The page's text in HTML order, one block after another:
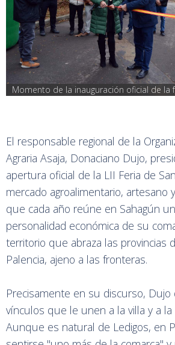
Momento de la inauguración oficial de la
El responsable regional de la
Agraria Asaja, Donaciano Dujo,
apertura oficial de la LII Feria de
mercado agroalimentario, artesano
que cada año reúne en Sahagún
personalidad económica de su
territorio que abraza las provincias
Palencia, ajeno a las fronteras.
Precisamente en su discurso, Dujo
vínculos que le unen a la villa y a la
Aunque es natural de Ledigos, en